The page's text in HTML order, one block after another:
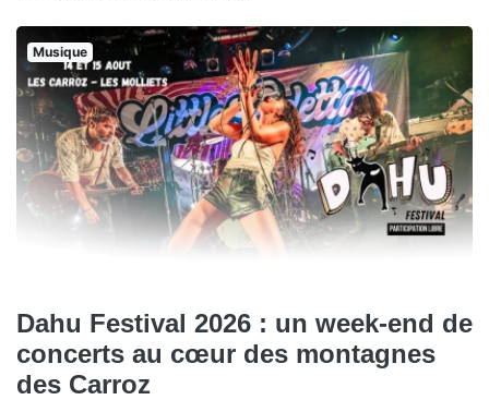
Musique
Dahu Festival 2026 : un week-end de
concerts au cœur des montagnes
des Carroz